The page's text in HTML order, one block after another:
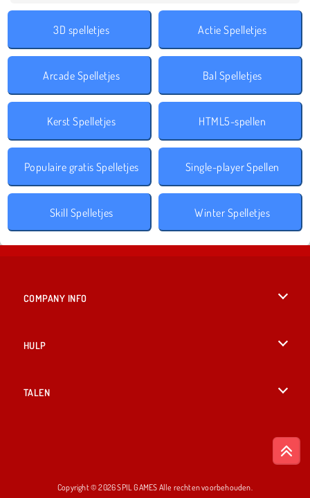
3D spelletjes Actie Spelletjes
Arcade Spelletjes Bal Spelletjes
Kerst Spelletjes HTML5-spellen
Populaire gratis Spelletjes Single-player Spellen
Skill Spelletjes Winter Spelletjes
COMPANY INFO
HULP
TALEN
Copyright © 2026 SPIL GAMES Alle rechten voorbehouden.